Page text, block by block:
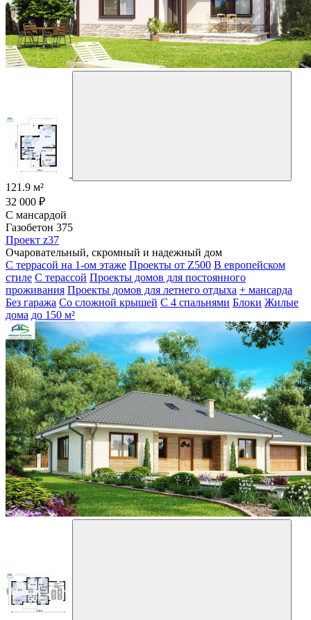
121.9 м²
32 000 ₽
С мансардой
Газобетон 375
Проект z37
Очаровательный, скромный и надежный дом
С террасой на 1-ом этаже Проекты от Z500 В европейском
стиле С терассой Проекты домов для постоянного
проживания Проекты домов для летнего отдыха + мансарда
Без гаража Со сложной крышей С 4 спальнями Блоки Жилые
дома до 150 м²